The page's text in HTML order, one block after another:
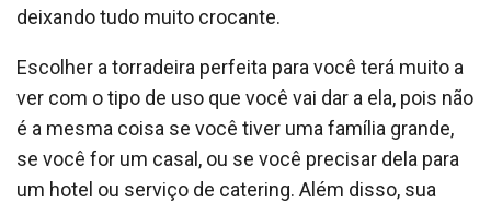
deixando tudo muito crocante.
Escolher a torradeira perfeita para você terá muito a
ver com o tipo de uso que você vai dar a ela, pois não
é a mesma coisa se você tiver uma família grande,
se você for um casal, ou se você precisar dela para
um hotel ou serviço de catering. Além disso, sua